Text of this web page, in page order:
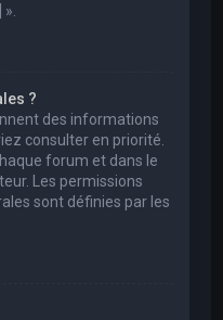
?
des informations
consulter en priorité.
forum et dans le
Les permissions
sont définies par les